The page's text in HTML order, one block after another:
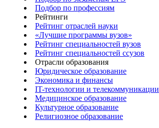
Подбор по профессиям
Рейтинги
Рейтинг отраслей науки
«Лучшие программы вузов»
Рейтинг специальностей вузов
Рейтинг специальностей ссузов
Отрасли образования
Юридическое образование
Экономика и финансы
IT-технологии и телекоммуникации
Медицинское образование
Культурное образование
Религиозное образование